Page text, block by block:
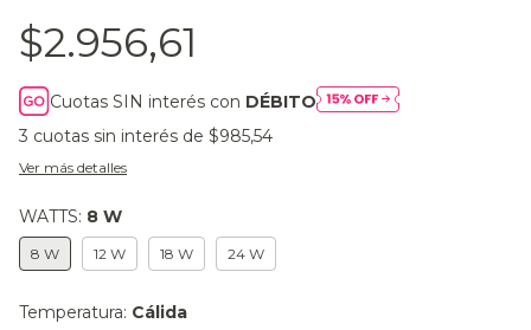
$2.956,61
Cuotas SIN interés con DÉBITO
3 cuotas sin interés de $985,54
Ver más detalles
WATTS: 8 W
8 W 12 W 18 W 24 W
Temperatura: Cálida